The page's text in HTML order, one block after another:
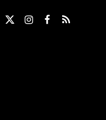
X
InstagramFacebook
RSS